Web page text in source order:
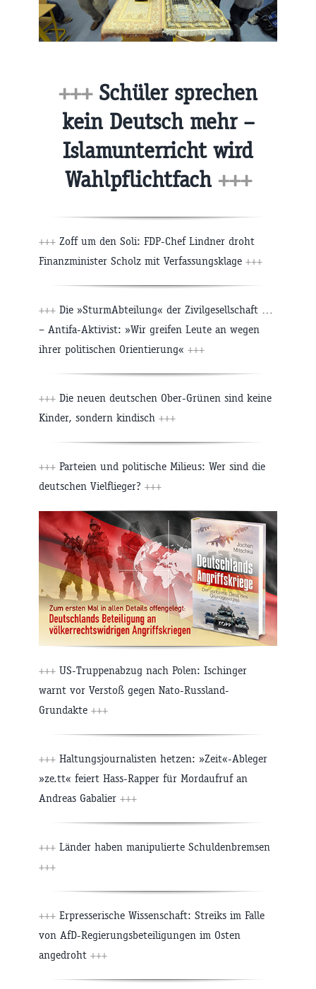
+++Schüler sprechen
kein Deutsch mehr –
Islamunterricht wird
Wahlpflichtfach +++
+++ Zoff um den Soli: FDP-Chef Lindner droht
Finanzminister Scholz mit Verfassungsklage +++
+++ Die »SturmAbteilung« der Zivilgesellschaft …
– Antifa-Aktivist: »Wir greifen Leute an wegen
ihrer politischen Orientierung« +++
+++ Die neuen deutschen Ober-Grünen sind keine
Kinder, sondern kindisch +++
+++ Parteien und politische Milieus: Wer sind die
deutschen Vielflieger? +++
+++ US-Truppenabzug nach Polen: Ischinger
warnt vor Verstoß gegen Nato-Russland-
Grundakte +++
+++ Haltungsjournalisten hetzen: »Zeit«-Ableger
»ze.tt« feiert Hass-Rapper für Mordaufruf an
Andreas Gabalier +++
+++ Länder haben manipulierte Schuldenbremsen
+++
+++ Erpresserische Wissenschaft: Streiks im Falle
von AfD-Regierungsbeteiligungen im Osten
angedroht +++